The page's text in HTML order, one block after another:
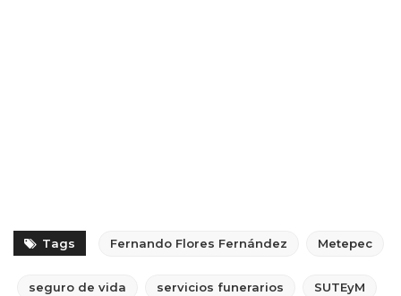
Tags Fernando Flores Fernández Metepec
seguro de vida servicios funerarios SUTEyM